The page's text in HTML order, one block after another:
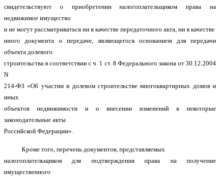
свидетельствуют о приобретении налогоплательщиком права на
недвижимое имущество
и не могут рассматриваться ни в качестве передаточного акта, ни в качестве
иного документа о передаче, являющегося основанием для передачи
объекта долевого
строительства в соответствии с ч. 1 ст. 8 Федерального закона от 30.12.2004
N
214-ФЗ «Об участии в долевом строительстве многоквартирных домов и
иных
объектов недвижимости и о внесении изменений в некоторые
законодательные акты
Российской Федерации».
Кроме того, перечень документов, представляемых
налогоплательщиком для подтверждения права на получение
имущественного